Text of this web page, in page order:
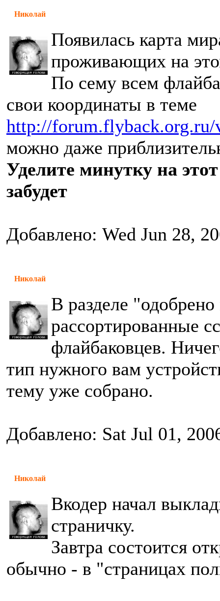
Николай
Появилась карта
проживающих на
По сему всем
свои координаты в теме
http://forum.flyback.org.ru/
можно даже
Уделите минутку на
забудет
Добавлено: Wed Jun 28,
Николай
В разделе
рассортированные
флайбаковцев.
тип нужного вам
тему уже собрано.
Добавлено: Sat Jul 01,
Николай
Вкодер начал
страничку.
Завтра состоится
обычно - в "страницах